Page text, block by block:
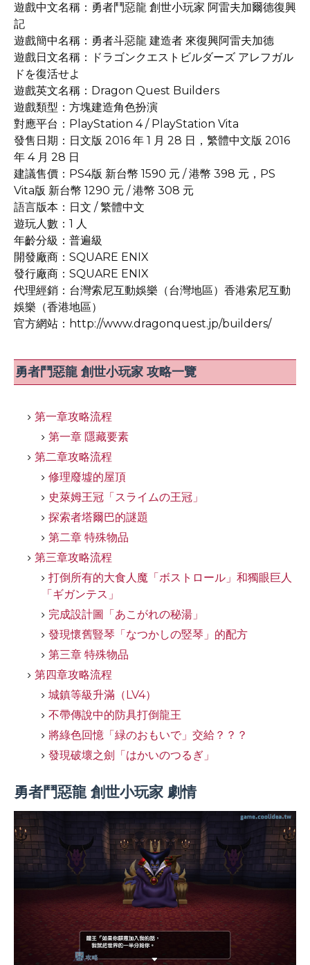
遊戲中文名稱：勇者鬥惡龍 創世小玩家 阿雷夫加爾德復興
記
遊戲簡中名稱：勇者斗惡龍 建造者 來復興阿雷夫加德
遊戲日文名稱：ドラゴンクエストビルダーズ アレフガル
ドを復活せよ
遊戲英文名稱：Dragon Quest Builders
遊戲類型：方塊建造角色扮演
對應平台：PlayStation 4 / PlayStation Vita
發售日期：日文版 2016 年 1 月 28 日，繁體中文版 2016
年 4 月 28 日
建議售價：PS4版 新台幣 1590 元 / 港幣 398 元，PS
Vita版 新台幣 1290 元 / 港幣 308 元
語言版本：日文 / 繁體中文
遊玩人數：1 人
年齡分級：普遍級
開發廠商：SQUARE ENIX
發行廠商：SQUARE ENIX
代理經銷：台灣索尼互動娛樂（台灣地區）香港索尼互動
娛樂（香港地區）
官方網站：http://www.dragonquest.jp/builders/
勇者鬥惡龍 創世小玩家 攻略一覽
第一章攻略流程
第一章 隱藏要素
第二章攻略流程
修理廢墟的屋頂
史萊姆王冠「スライムの王冠」
探索者塔爾巴的謎題
第二章 特殊物品
第三章攻略流程
打倒所有的大食人魔「ボストロール」和獨眼巨人
「ギガンテス」
完成設計圖「あこがれの秘湯」
發現懷舊豎琴「なつかしの竪琴」的配方
第三章 特殊物品
第四章攻略流程
城鎮等級升滿（LV4）
不帶傳說中的防具打倒龍王
將綠色回憶「緑のおもいで」交給？？？
發現破壞之劍「はかいのつるぎ」
勇者鬥惡龍 創世小玩家 劇情